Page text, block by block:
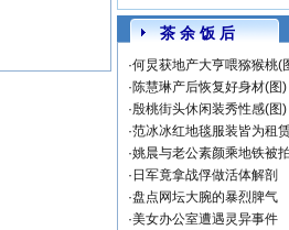
茶 余 饭 后
·何炅获地产大亨喂猕猴桃(
·陈慧琳产后恢复好身材(图)
·殷桃街头休闲装秀性感(图)
·范冰冰红地毯服装皆为租
·姚晨与老公素颜乘地铁被拍
· 日军竟拿战俘做活体解剖
·盘点网坛大腕的暴烈脾气
·美女办公室遭遇灵异事件